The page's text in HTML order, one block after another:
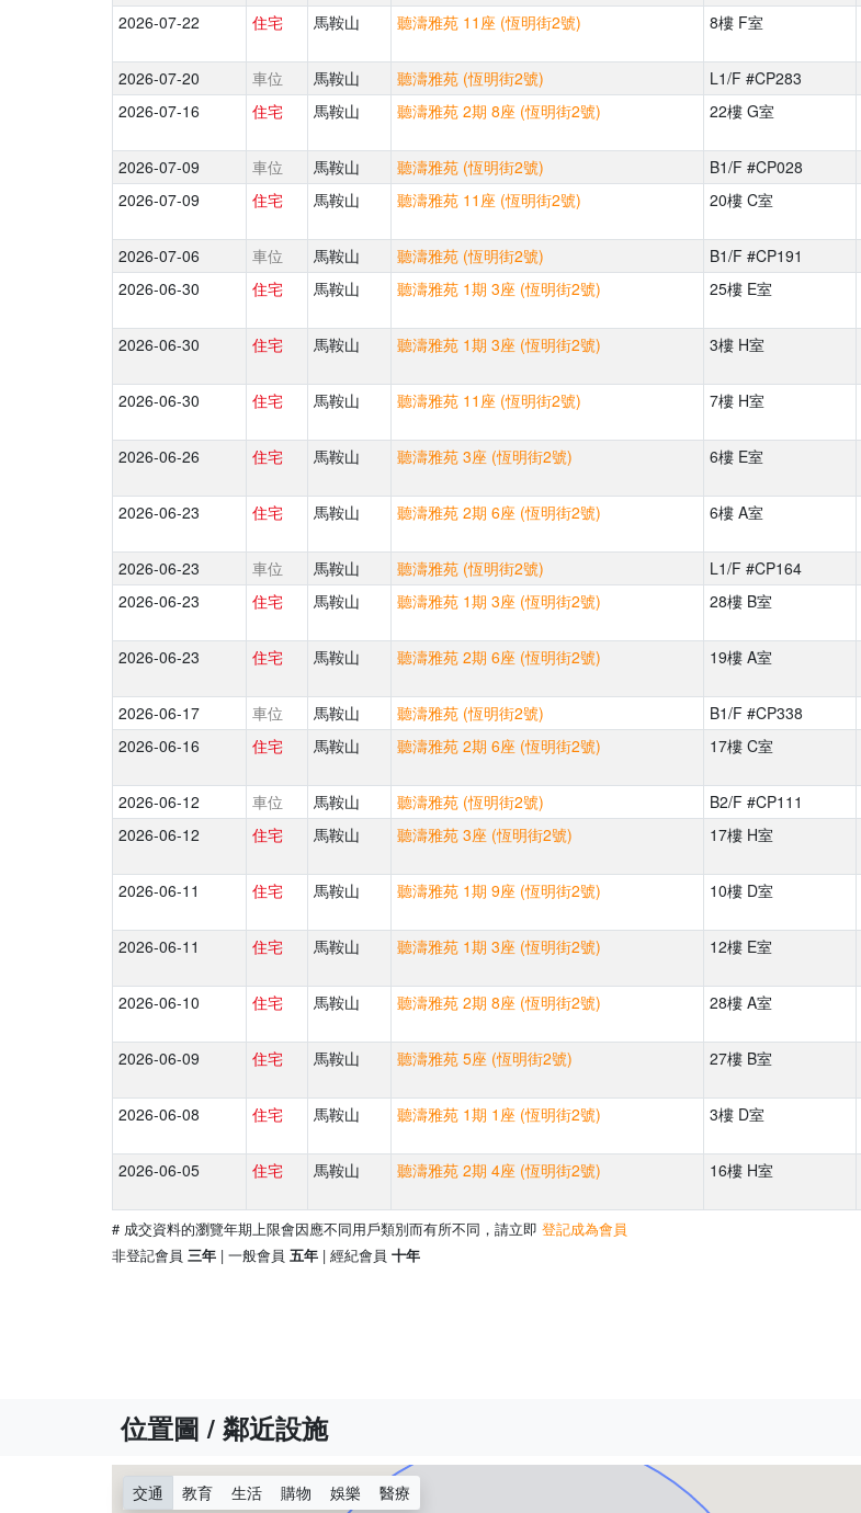
2026-07-22 住宅 馬鞍山 聽濤雅苑 11座 (恆明街2號) 8樓 F室
2026-07-20 車位 馬鞍山 聽濤雅苑 (恆明街2號) L1/F #CP283
2026-07-16
住宅 馬鞍山 聽濤雅苑 2期 8座 (恆明街2號) 22樓 G室
2026-07-09 車位 馬鞍山 聽濤雅苑 (恆明街2號) B1/F #CP028
2026-07-09
住宅 馬鞍山 聽濤雅苑 11座 (恆明街2號) 20樓 C室
2026-07-06 車位 馬鞍山 聽濤雅苑 (恆明街2號) B1/F #CP191
2026-06-30
住宅 馬鞍山 聽濤雅苑 1期 3座 (恆明街2號) 25樓 E室
2026-06-30 住宅 馬鞍山 聽濤雅苑 1期 3座 (恆明街2號) 3樓 H室
2026-06-30 住宅 馬鞍山 聽濤雅苑 11座 (恆明街2號) 7樓 H室
2026-06-26 住宅 馬鞍山 聽濤雅苑 3座 (恆明街2號) 6樓 E室
2026-06-23 住宅 馬鞍山 聽濤雅苑 2期 6座 (恆明街2號) 6樓 A室
2026-06-23 車位 馬鞍山 聽濤雅苑 (恆明街2號) L1/F #CP164
2026-06-23
住宅 馬鞍山 聽濤雅苑 1期 3座 (恆明街2號) 28樓 B室
2026-06-23 住宅 馬鞍山 聽濤雅苑 2期 6座 (恆明街2號) 19樓 A室
2026-06-17 車位 馬鞍山 聽濤雅苑 (恆明街2號) B1/F #CP338
2026-06-16
住宅 馬鞍山 聽濤雅苑 2期 6座 (恆明街2號) 17樓 C室
2026-06-12 車位 馬鞍山 聽濤雅苑 (恆明街2號) B2/F #CP111
2026-06-12
住宅 馬鞍山 聽濤雅苑 3座 (恆明街2號) 17樓 H室
2026-06-11 住宅 馬鞍山 聽濤雅苑 1期 9座 (恆明街2號) 10樓 D室
2026-06-11 住宅 馬鞍山 聽濤雅苑 1期 3座 (恆明街2號) 12樓 E室
2026-06-10 住宅 馬鞍山 聽濤雅苑 2期 8座 (恆明街2號) 28樓 A室
2026-06-09 住宅 馬鞍山 聽濤雅苑 5座 (恆明街2號) 27樓 B室
2026-06-08 住宅 馬鞍山 聽濤雅苑 1期 1座 (恆明街2號) 3樓 D室
2026-06-05 住宅 馬鞍山 聽濤雅苑 2期 4座 (恆明街2號) 16樓 H室
# 成交資料的瀏覽年期上限會因應不同用戶類別而有所不同，請立即 登記成為會員
非登記會員 三年 | 一般會員 五年 | 經紀會員 十年
位置圖 / 鄰近設施
交通 教育 生活 購物 娛樂 醫療